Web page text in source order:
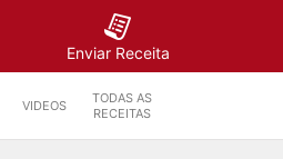
Enviar Receita
VIDEOS
TODAS AS
RECEITAS